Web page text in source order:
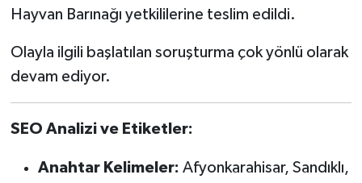
Hayvan Barınağı yetkililerine teslim edildi.
Olayla ilgili başlatılan soruşturma çok yönlü olarak
devam ediyor.
SEO Analizi ve Etiketler:
Anahtar Kelimeler: Afyonkarahisar, Sandıklı,